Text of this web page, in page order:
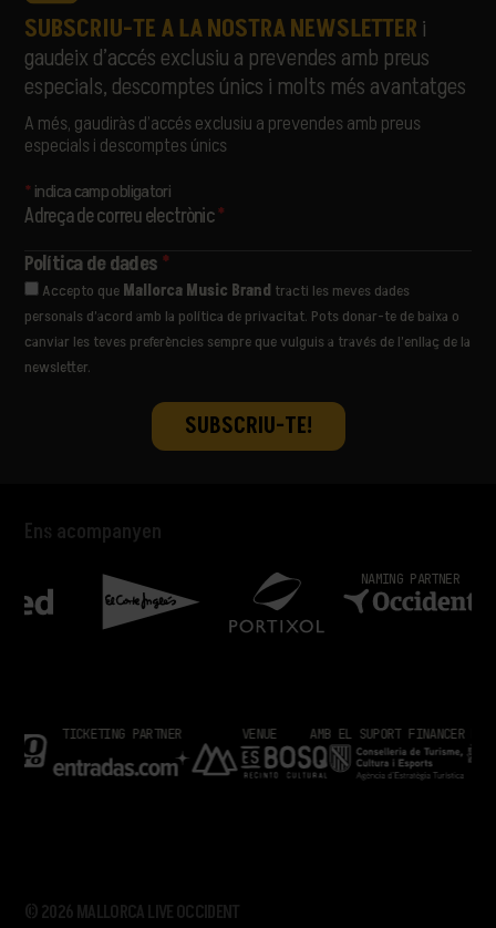
SUBSCRIU-TE A LA NOSTRA NEWSLETTERi
gaudeix d’accés exclusiu a prevendes amb preus
especials, descomptes únics i molts més avantatges
A més, gaudiràs d’accés exclusiu a prevendes amb preus
especials i descomptes únics
*indica camp obligatori
Adreça de correu electrònic*
Política de dades *
Accepto que Mallorca Music Brand tracti les meves dades
personals d’acord amb la política de privacitat. Pots donar-te de baixa o
canviar les teves preferències sempre que vulguis a través de l’enllaç de la
newsletter.
Ens acompanyen
NAMING PARTNER
TICKETING PARTNER VENUE AMB EL SUPORT FINANCER DE
© 2026 MALLORCA LIVE OCCIDENT